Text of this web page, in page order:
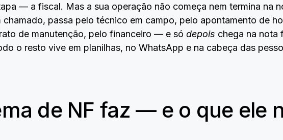
— a fiscal. Mas a sua operação não começa nem termina na
passa pelo técnico em campo, pelo apontamento de
de manutenção, pelo financeiro — e só depois chega na nota
o resto vive em planilhas, no WhatsApp e na cabeça das
de NF faz — e o que ele